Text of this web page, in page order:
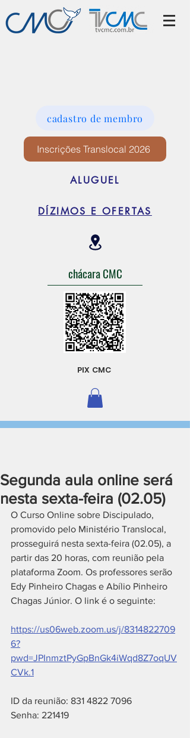
cadastro de membro
Inscrições Translocal 2026
ALUGUEL
DÍZIMOS E OFERTAS
chácara CMC
PIX CMC
Segunda aula online será
nesta sexta-feira (02.05)
O Curso Online sobre Discipulado,
promovido pelo Ministério Translocal,
prosseguirá nesta sexta-feira (02.05), a
partir das 20 horas, com reunião pela
plataforma Zoom. Os professores serão
Edy Pinheiro Chagas e Abílio Pinheiro
Chagas Júnior. O link é o seguinte:
https://us06web.zoom.us/j/8314822709
6?
pwd=JPInmztPyGpBnGk4iWqd8Z7oqUV
CVk.1
ID da reunião: 831 4822 7096
Senha: 221419